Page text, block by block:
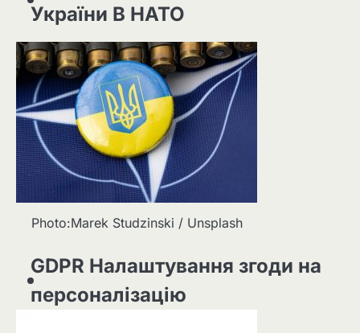
України В НАТО
Photo:Marek Studzinski / Unsplash
GDPR Налаштування згоди на
персоналізацію